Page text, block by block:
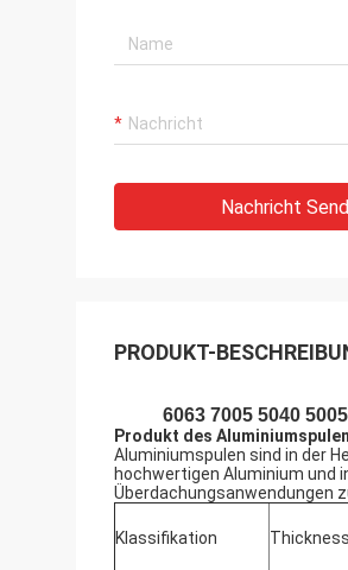
Nachricht
PRODUKT-
6063 7005 5040
Produkt des
Aluminiumspulen sind in der
hochwertigen Aluminium und
Überdachungsanwendungen
Klassifikation